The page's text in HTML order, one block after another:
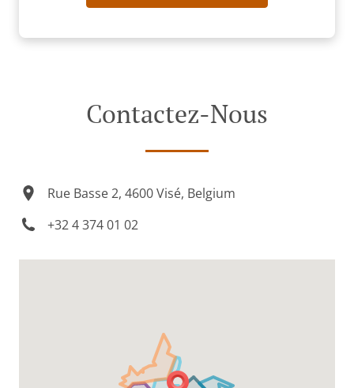
Contactez-Nous
Rue Basse 2, 4600 Visé, Belgium
+32 4 374 01 02